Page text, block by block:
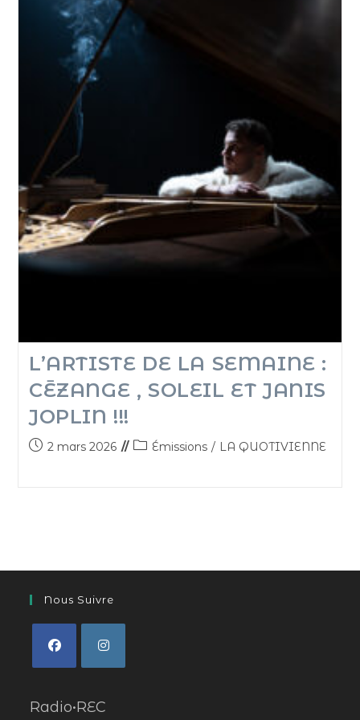
L’ARTISTE DE LA SEMAINE :
CĒZANGE , SOLEIL ET JANIS
JOPLIN !!!
2 mars 2026 Émissions / LA QUOTIVIENNE
Nous Suivre
Radio•REC